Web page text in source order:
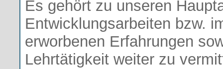
Es gehört zu unseren
Entwicklungsarbeiten bzw.
erworbenen Erfahrungen
Lehrtätigkeit weiter zu